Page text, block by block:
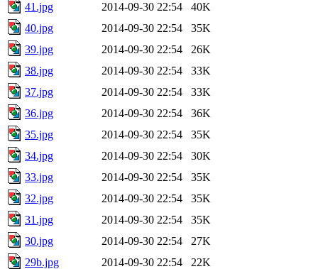
41.jpg 2014-09-30 22:54
40K
40.jpg
2014-09-30 22:54
35K
39.jpg
2014-09-30 22:54
26K
38.jpg
2014-09-30 22:54
33K
37.jpg
2014-09-30 22:54
33K
36.jpg
2014-09-30 22:54
36K
35.jpg
2014-09-30 22:54
35K
34.jpg
2014-09-30 22:54
30K
33.jpg
2014-09-30 22:54
35K
32.jpg
2014-09-30 22:54
35K
31.jpg
2014-09-30 22:54
35K
30.jpg
2014-09-30 22:54
27K
29b.jpg
2014-09-30 22:54
22K